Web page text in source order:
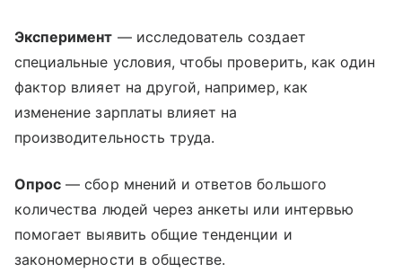
Эксперимент — исследователь создает
специальные условия, чтобы проверить, как один
фактор влияет на другой, например, как
изменение зарплаты влияет на
производительность труда.
Опрос — сбор мнений и ответов большого
количества людей через анкеты или интервью
помогает выявить общие тенденции и
закономерности в обществе.